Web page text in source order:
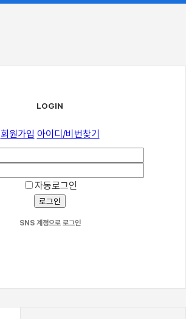
LOGIN
회원가입 아이디/비번찾기
자동로그인
로그인
SNS 계정으로 로그인